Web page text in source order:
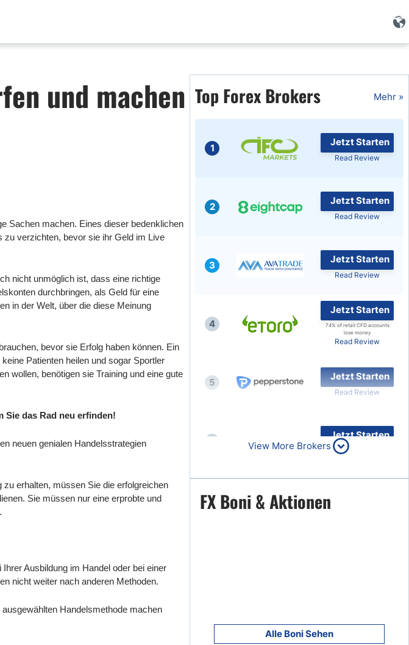
EUR-USD
GBP-USD
Forex Artikel
und machen
Sachen machen. Eines dieser bedenklichen
zu verzichten, bevor sie ihr Geld im Live
nicht unmöglich ist, dass eine richtige
durchbringen, als Geld für eine
in der Welt, über die diese Meinung
bevor sie Erfolg haben können. Ein
Patienten heilen und sogar Sportler
wollen, benötigen sie Training und eine gute
Sie das Rad neu erfinden!
neuen genialen Handelsstrategien
erhalten, müssen Sie die erfolgreichen
Sie müssen nur eine erprobte und
Ausbildung im Handel oder bei einer
nicht weiter nach anderen Methoden.
Handelsmethode machen
Top Forex Brokers Mehr »
1
Jetzt Starten
Read Review
2
Jetzt Starten
Read Review
3
Jetzt Starten
Read Review
4
Jetzt Starten
74% of retail CFD accounts
lose money
Read Review
5
Jetzt Starten
Read Review
Jetzt Starten
Read Review
7
View More Brokers
FX Boni & Aktionen
Alle Boni Sehen